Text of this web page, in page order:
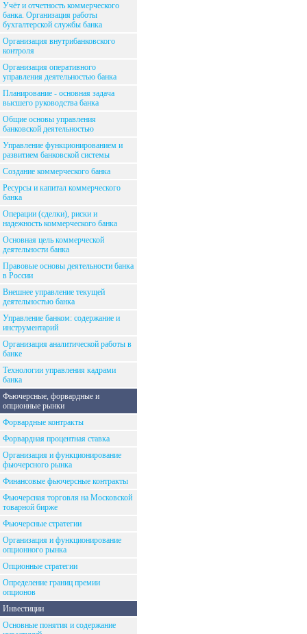
Учёт и отчетность коммерческого
банка. Организация работы
бухгалтерской службы банка
Организация внутрибанковского
контроля
Организация оперативного
управления деятельностью банка
Планирование - основная задача
высшего руководства банка
Общие основы управления
банковской деятельностью
Управление функционированием и
развитием банковской системы
Создание коммерческого банка
Ресурсы и капитал коммерческого
банка
Операции (сделки), риски и
надежность коммерческого банка
Основная цель коммерческой
деятельности банка
Правовые основы деятельности банка
в России
Внешнее управление текущей
деятельностью банка
Управление банком: содержание и
инструментарий
Организация аналитической работы в
банке
Технологии управления кадрами
банка
Фьючерсные, форвардные и
опционные рынки
Форвардные контракты
Форвардная процентная ставка
Организация и функционирование
фьючерсного рынка
Финансовые фьючерсные контракты
Фьючерсная торговля на Московской
товарной бирже
Фьючерсные стратегии
Организация и функционирование
опционного рынка
Опционные стратегии
Определение границ премии
опционов
Инвестиции
Основные понятия и содержание